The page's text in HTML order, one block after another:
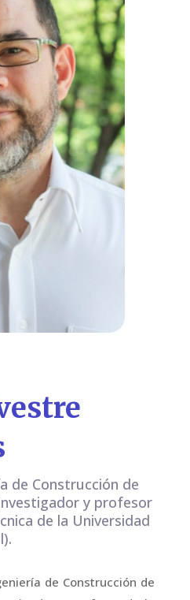
de Construcción de
y profesor
de la Universidad
de Construcción de